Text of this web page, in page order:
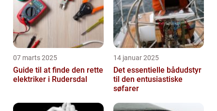
07 marts 2025
Guide til at finde den rette
elektriker i Rudersdal
14 januar 2025
Det essentielle bådudstyr
til den entusiastiske
søfarer